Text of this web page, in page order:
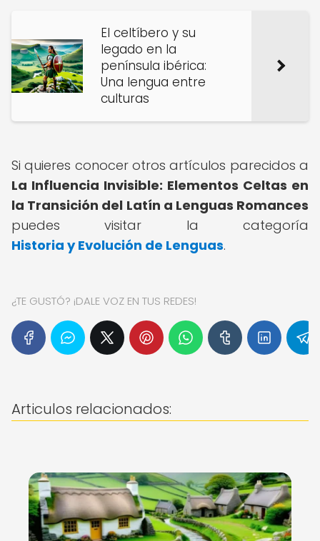
El celtíbero y su
legado en la
península ibérica:
Una lengua entre
culturas
Si quieres conocer otros artículos parecidos a
La Influencia Invisible: Elementos Celtas en
la Transición del Latín a Lenguas Romances
puedes visitar la categoría
Historia y Evolución de Lenguas.
¿TE GUSTÓ? ¡DALE VOZ EN TUS REDES!
Articulos relacionados: